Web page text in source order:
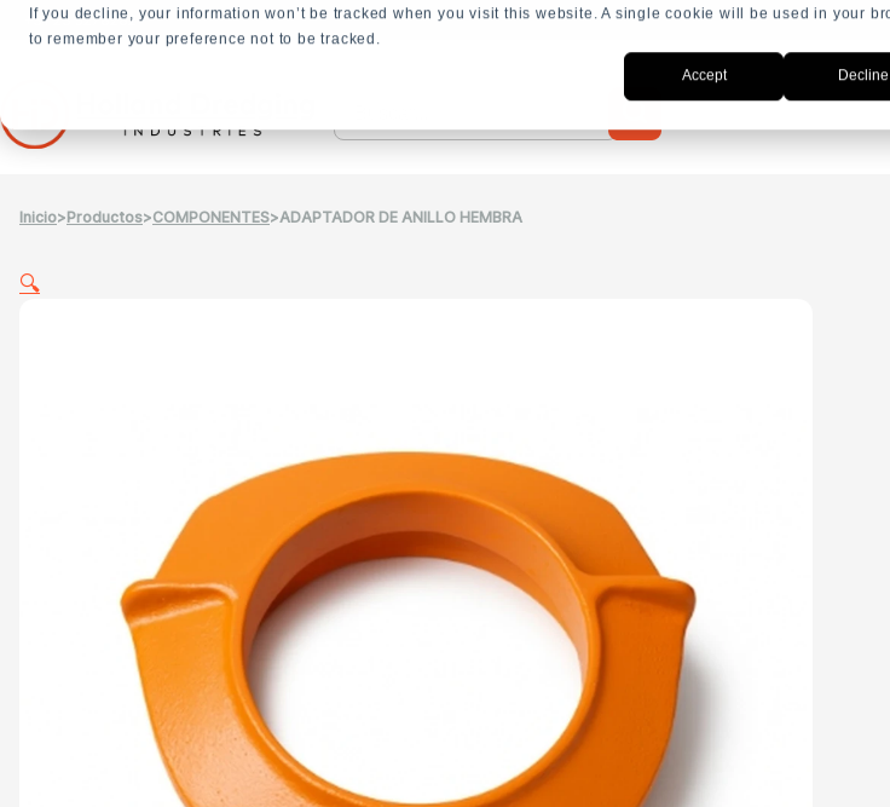
If you decline, your information won’t be tracked when you visit this website. A single cookie will be used in your
to remember your preference not to be tracked.
Accept Decline
+31 23 5278282
Buscar
Inicio>Productos>COMPONENTES>ADAPTADOR DE ANILLO HEMBRA
🔍